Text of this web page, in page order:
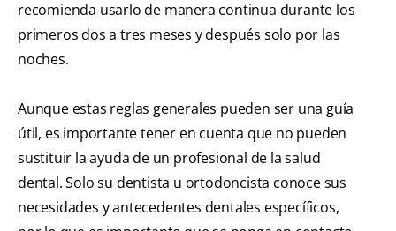
recomienda usarlo de manera continua durante los
primeros dos a tres meses y después solo por las
noches.
Aunque estas reglas generales pueden ser una guía
útil, es importante tener en cuenta que no pueden
sustituir la ayuda de un profesional de la salud
dental. Solo su dentista u ortodoncista conoce sus
necesidades y antecedentes dentales específicos,